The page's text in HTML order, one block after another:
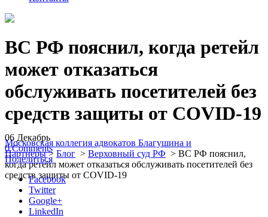
ВС РФ пояснил, когда ретейл
может отказаться
обслуживать посетителей без
средств защиты от COVID-19
Московская коллегия адвокатов Благушина и
Партнеры> Блог > Верховный суд РФ > ВС РФ пояснил,
когда ретейл может отказаться обслуживать посетителей без
средств защиты от COVID-19
06 Декабрь
0 Comments
Поделиться
Facebook
Twitter
Google+
LinkedIn